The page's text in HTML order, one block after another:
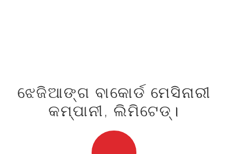
ଝେଜିଆଙ୍ଗ ବାକୋର୍ଡ ମେସିନାରୀ
କମ୍ପାନୀ, ଲିମିଟେଡ୍।